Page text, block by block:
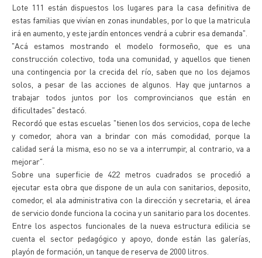
Lote 111 están dispuestos los lugares para la casa definitiva de
estas familias que vivían en zonas inundables, por lo que la matricula
irá en aumento, y este jardín entonces vendrá a cubrir esa demanda".
"Acá estamos mostrando el modelo formoseño, que es una
construcción colectivo, toda una comunidad, y aquellos que tienen
una contingencia por la crecida del río, saben que no los dejamos
solos, a pesar de las acciones de algunos. Hay que juntarnos a
trabajar todos juntos por los comprovincianos que están en
dificultades" destacó.
Recordó que estas escuelas "tienen los dos servicios, copa de leche
y comedor, ahora van a brindar con más comodidad, porque la
calidad será la misma, eso no se va a interrumpir, al contrario, va a
mejorar".
Sobre una superficie de 422 metros cuadrados se procedió a
ejecutar esta obra que dispone de un aula con sanitarios, deposito,
comedor, el ala administrativa con la dirección y secretaria, el área
de servicio donde funciona la cocina y un sanitario para los docentes.
Entre los aspectos funcionales de la nueva estructura edilicia se
cuenta el sector pedagógico y apoyo, donde están las galerías,
playón de formación, un tanque de reserva de 2000 litros.